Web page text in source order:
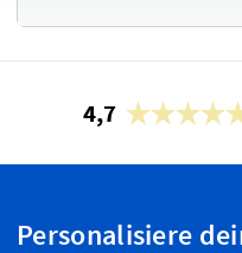
4,7
Personalisiere